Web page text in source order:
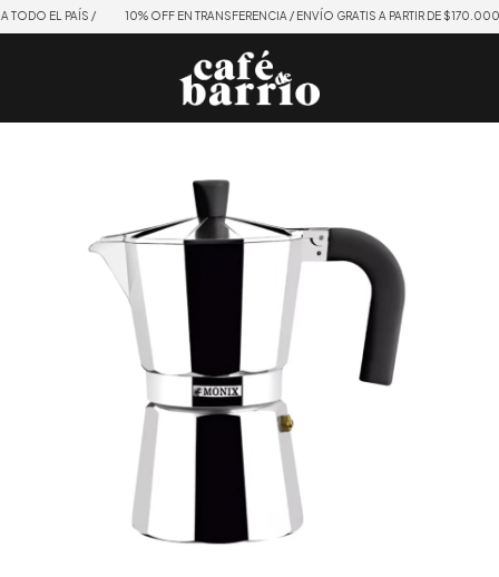
EL PAÍS / 10% OFF EN TRANSFERENCIA / ENVÍO GRATIS A PARTIR DE $170.000 /